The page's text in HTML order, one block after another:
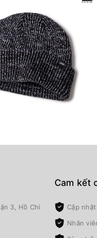
3, Hồ Chí
Cam kết
Cập
Nhân